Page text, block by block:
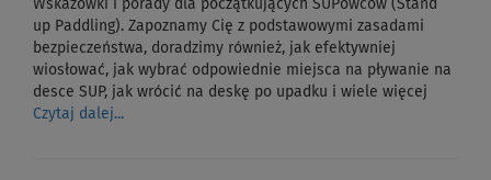
Wskazówki i porady dla początkujących SUPowców (Stand
up Paddling). Zapoznamy Cię z podstawowymi zasadami
bezpieczeństwa, doradzimy również, jak efektywniej
wiosłować, jak wybrać odpowiednie miejsca na pływanie na
desce SUP, jak wrócić na deskę po upadku i wiele więcej
Czytaj dalej...